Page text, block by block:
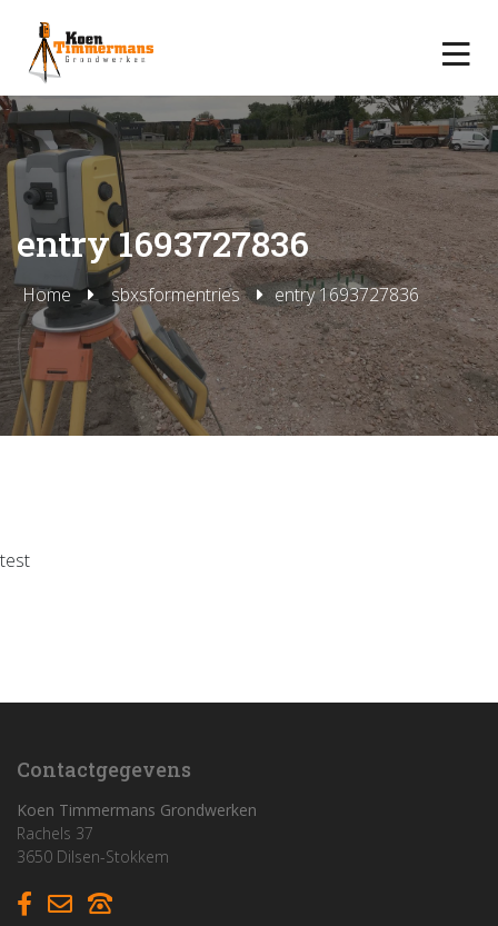
Rioleringswerken
Graaf- en grondwerken
Aanleg parkings
entry 1693727836
Home sbxsformentries entry 1693727836
test
Contactgegevens
Koen Timmermans Grondwerken
Rachels 37
3650 Dilsen-Stokkem